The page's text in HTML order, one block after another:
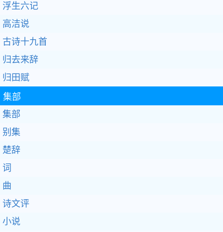
浮生六记
高洁说
古诗十九首
归去来辞
归田赋
集部
集部
别集
楚辞
词
曲
诗文评
小说